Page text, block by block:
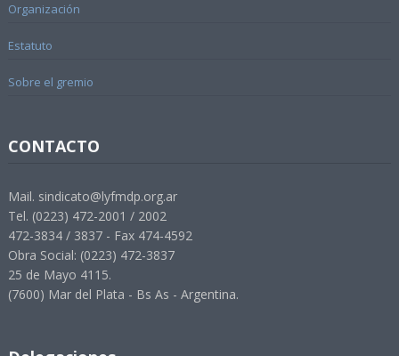
Organización
Estatuto
Sobre el gremio
CONTACTO
Mail. sindicato@lyfmdp.org.ar
Tel. (0223) 472-2001 / 2002
472-3834 / 3837 - Fax 474-4592
Obra Social: (0223) 472-3837
25 de Mayo 4115.
(7600) Mar del Plata - Bs As - Argentina.